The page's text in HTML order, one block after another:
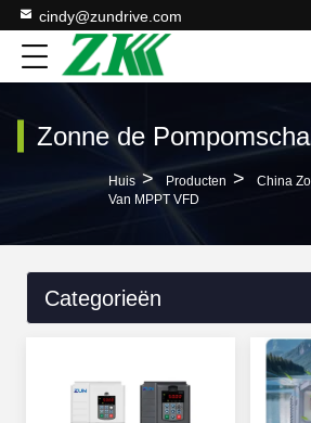
cindy@zundrive.com
Zonne de
Huis > Producten >
China
Van MPPT VFD
Categorieën